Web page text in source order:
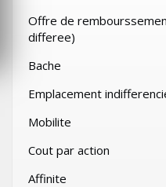
Offre de
differee)
Bache
Emplacement
Mobilite
Cout par action
Affinite